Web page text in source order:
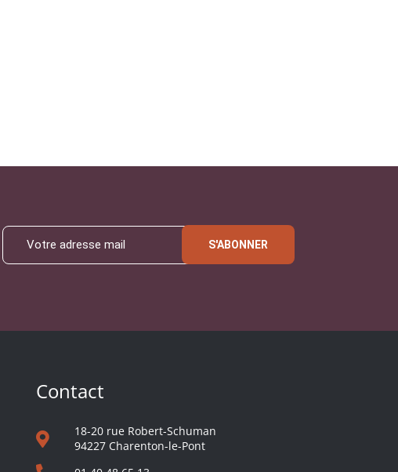
S'ABONNER
Contact
18-20 rue Robert-Schuman
94227 Charenton-le-Pont